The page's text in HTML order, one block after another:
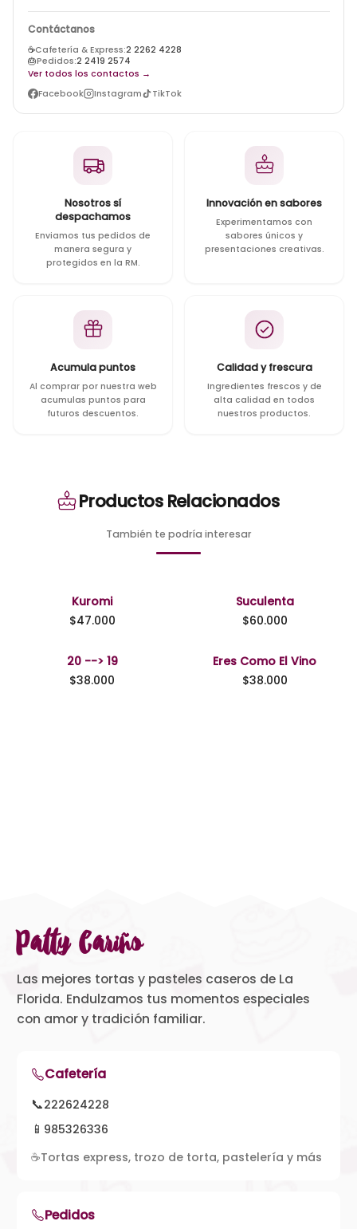
Contáctanos
☕Cafetería & Express:2 2262 4228
🎂Pedidos:2 2419 2574
Ver todos los contactos →
Facebook
Instagram TikTok
Nosotros sí
despachamos
Enviamos tus pedidos de
manera segura y
protegidos en la RM.
Innovación en sabores
Experimentamos con
sabores únicos y
presentaciones creativas.
Acumula puntos
Al comprar por nuestra web
acumulas puntos para
futuros descuentos.
Calidad y frescura
Ingredientes frescos y de
alta calidad en todos
nuestros productos.
Productos Relacionados
También te podría interesar
Kuromi
$47.000
Suculenta
$60.000
20 --> 19
$38.000
Eres Como El Vino
$38.000
Patty Cariño
Las mejores tortas y pasteles caseros de La
Florida. Endulzamos tus momentos especiales
con amor y tradición familiar.
Cafetería
📞222624228
📱 985326336
☕Tortas express, trozo de torta, pastelería y más
Pedidos